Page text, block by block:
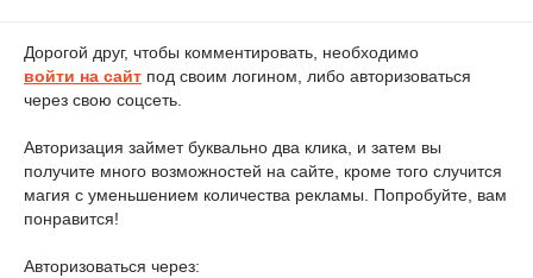
Дорогой друг, чтобы комментировать, необходимо
войти на сайт под своим логином, либо авторизоваться
через свою соцсеть.
Авторизация займет буквально два клика, и затем вы
получите много возможностей на сайте, кроме того случится
магия с уменьшением количества рекламы. Попробуйте, вам
понравится!
Авторизоваться через: